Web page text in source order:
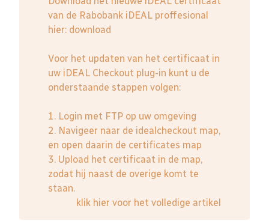
van de Rabobank iDEAL proffesional
hier: download
Voor het updaten van het certificaat in
uw iDEAL Checkout plug-in kunt u de
onderstaande stappen volgen:
1. Login met FTP op uw omgeving
2. Navigeer naar de idealcheckout map,
en open daarin de certificates map
3. Upload het certificaat in de map,
zodat hij naast de overige komt te
staan.
klik hier voor het volledige artikel